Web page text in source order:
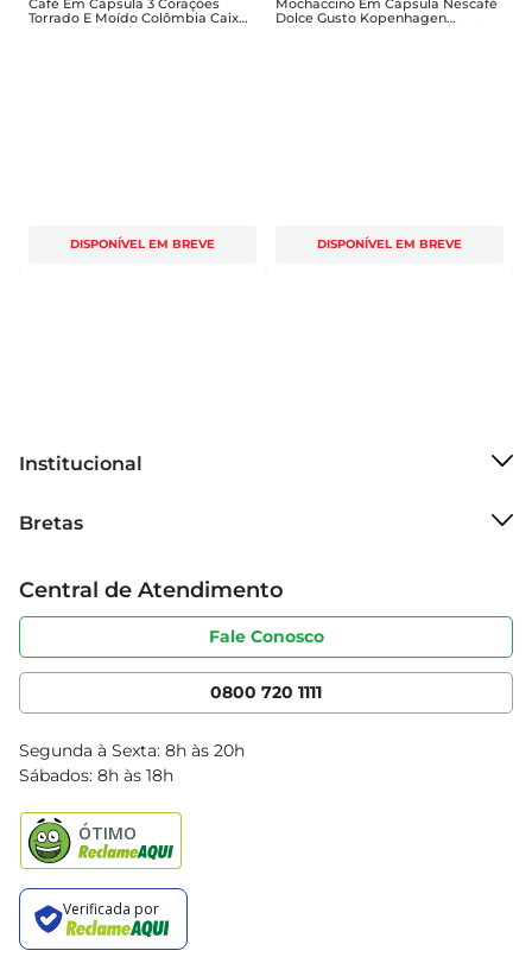
Torrado E Moído Colômbia Caixa
56g Com 10 Unidades
DISPONÍVEL EM BREVE
Dolce Gusto Kopenhagen
Lajotinha 170g Com 10 Unidades
DISPONÍVEL EM BREVE
Institucional
Grupo Cencosud
Sobre privacidade
Portal do fornecedor
Cencosud Media
Bretas
Produtos Bretas
Código de ética
Serviços
Clube Bretas
Blog Bretas
Black Friday
Central de Atendimento
Fale Conosco
0800 720 1111
Segunda à Sexta: 8h às 20h
Sábados: 8h às 18h